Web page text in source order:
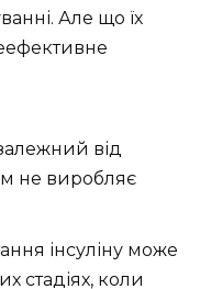
Але що їх
від
не виробляє
інсуліну може
стадіях, коли